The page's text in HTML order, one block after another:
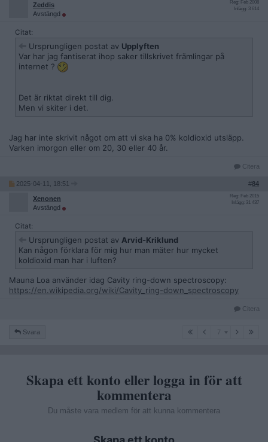
Zeddis
Avstängd
Reg: Feb 2008
Inlägg: 3 614
Citat:
Ursprungligen postat av Upplyften
Var har jag fantiserat ihop saker tillskrivet främlingar på
internet ?
Det är riktat direkt till dig.
Men vi skiter i det.
Jag har inte skrivit något om att vi ska ha 0% koldioxid utsläpp.
Varken imorgon eller om 20, 30 eller 40 år.
Citera
2025-04-11, 18:51 #84
Xenonen
Avstängd
Reg: Feb 2015
Inlägg: 31 437
Citat:
Ursprungligen postat av Arvid-Kriklund
Kan någon förklara för mig hur man mäter hur mycket
koldioxid man har i luften?
Mauna Loa använder idag Cavity ring-down spectroscopy:
https://en.wikipedia.org/wiki/Cavity_ring-down_spectroscopy
Citera
Svara 7
Skapa ett konto eller logga in för att
kommentera
Du måste vara medlem för att kunna kommentera